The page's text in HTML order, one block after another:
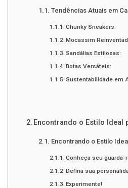
Tendências Atuais em
Chunky Sneakers:
Mocassim
Sandálias Estilosas:
Botas Versáteis:
Sustentabilidade em
Encontrando o Estilo Ideal
Encontrando o Estilo
Conheça seu guarda-
Defina sua
Experimente!